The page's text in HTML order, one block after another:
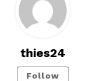
thies24
Follow